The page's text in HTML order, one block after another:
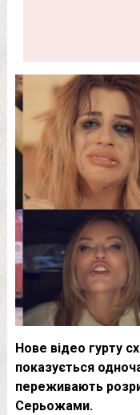
Нове відео гурту
показується
переживають
Серьожами.